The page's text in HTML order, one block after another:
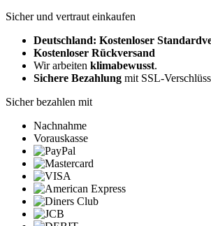
Sicher und vertraut einkaufen
Deutschland: Kostenloser
Kostenloser Rückversand
Wir arbeiten klimabewusst.
Sichere Bezahlung mit SSL-
Sicher bezahlen mit
Nachnahme
Vorauskasse